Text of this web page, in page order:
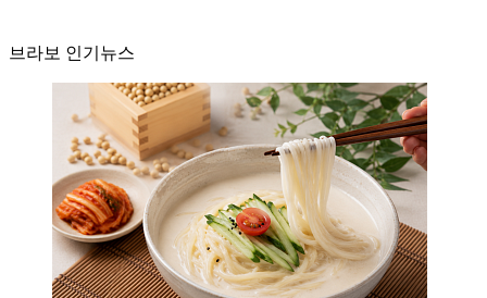
브라보 인기뉴스